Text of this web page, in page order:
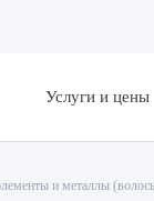
Услуги и цены
и металлы